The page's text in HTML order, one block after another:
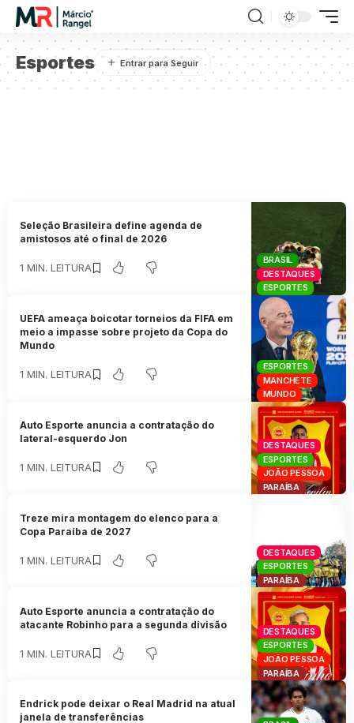
Esportes
BRASIL
DESTAQUES
ESPORTES
Seleção Brasileira define agenda de
amistosos até o final de 2026
1 MIN. LEITURA
ESPORTES
MANCHETE
MUNDO
UEFA ameaça boicotar torneios da FIFA em
meio a impasse sobre projeto da Copa do
Mundo
1 MIN. LEITURA
DESTAQUES
ESPORTES
JOÃO PESSOA
PARAÍBA
Auto Esporte anuncia a contratação do
lateral-esquerdo Jon
1 MIN. LEITURA
DESTAQUES
ESPORTES
PARAÍBA
Treze mira montagem do elenco para a
Copa Paraíba de 2027
1 MIN. LEITURA
DESTAQUES
ESPORTES
JOÃO PESSOA
PARAÍBA
Auto Esporte anuncia a contratação do
atacante Robinho para a segunda divisão
1 MIN. LEITURA
Endrick pode deixar o Real Madrid na atual
janela de transferências